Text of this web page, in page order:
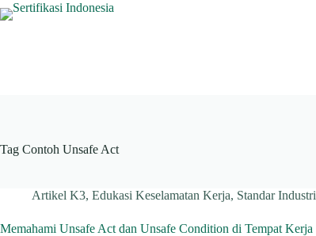
Skip
to
Tag Contoh Unsafe Act
Artikel K3, Edukasi Keselamatan Kerja, Standar Industri
Memahami Unsafe Act dan Unsafe Condition di Tempat Kerja